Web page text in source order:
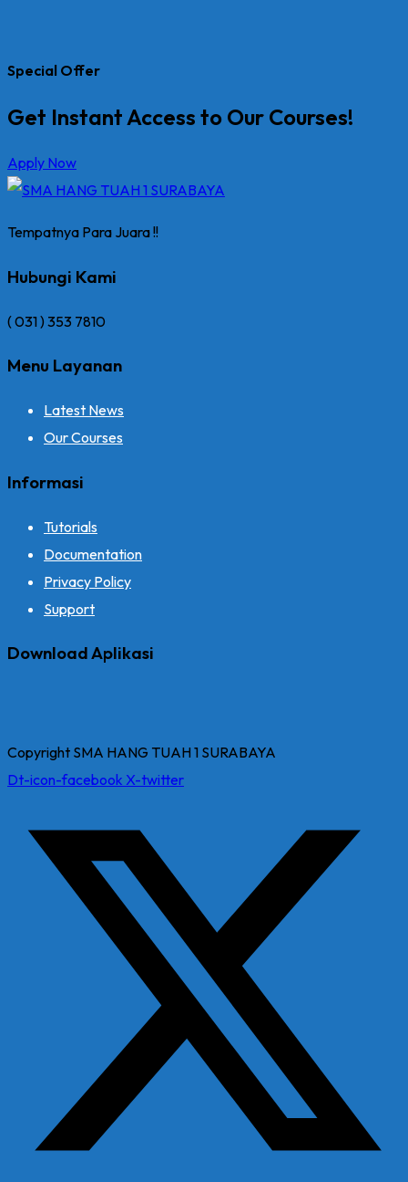
Special Offer
Get Instant Access to Our Courses!
Apply Now
Tempatnya Para Juara !!
Hubungi Kami
( 031 ) 353 7810
Menu Layanan
Latest News
Our Courses
Informasi
Tutorials
Documentation
Privacy Policy
Support
Download Aplikasi
Copyright SMA HANG TUAH 1 SURABAYA
Dt-icon-facebook X-twitter